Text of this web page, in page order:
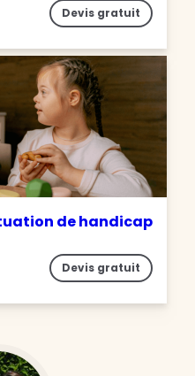
Devis gratuit
de handicap
Devis gratuit